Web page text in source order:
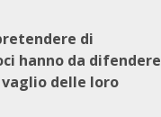
di
hanno da difendere
delle loro